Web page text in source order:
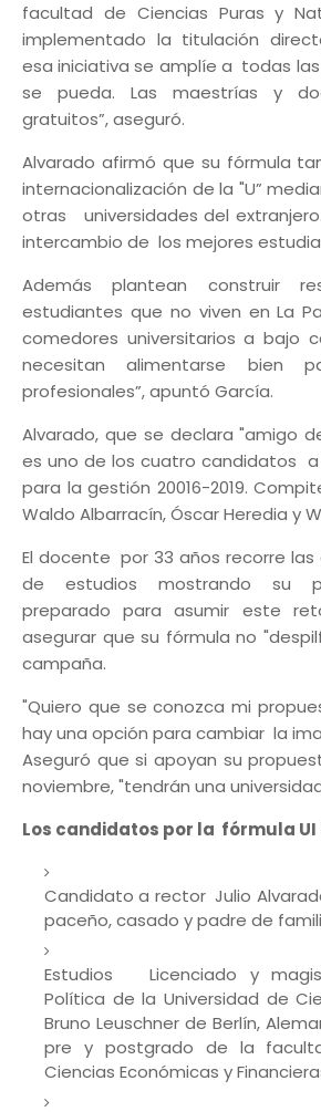
facultad de Ciencias Puras y
implementado la titulación
esa iniciativa se amplíe a todas
se pueda. Las maestrías y
gratuitos”, aseguró.
Alvarado afirmó que su fórmula
internacionalización de la "U”
otras universidades del
intercambio de los mejores
Además plantean construir
estudiantes que no viven en La
comedores universitarios a bajo
necesitan alimentarse bien
profesionales”, apuntó García.
Alvarado, que se declara "amigo
es uno de los cuatro candidatos a
para la gestión 20016-2019.
Waldo Albarracín, Óscar Heredia y
El docente por 33 años recorre
de estudios mostrando su
preparado para asumir este
asegurar que su fórmula no
campaña.
"Quiero que se conozca mi
hay una opción para cambiar la
Aseguró que si apoyan su
noviembre, "tendrán una
Los candidatos por la fórmula UI
Candidato a rector Julio
paceño, casado y padre de
Estudios Licenciado y
Política de la Universidad de
Bruno Leuschner de Berlín,
pre y postgrado de la
Ciencias Económicas y